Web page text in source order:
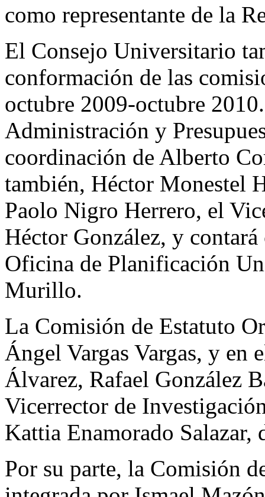
como representante de la
El Consejo Universitario
conformación de las
octubre 2009-octubre
Administración y
coordinación de Alberto
también, Héctor Monestel
Paolo Nigro Herrero, el
Héctor González, y contará
Oficina de Planificación
Murillo.
La Comisión de Estatuto
Ángel Vargas Vargas, y en
Álvarez, Rafael González
Vicerrector de
Kattia Enamorado
Por su parte, la Comisión